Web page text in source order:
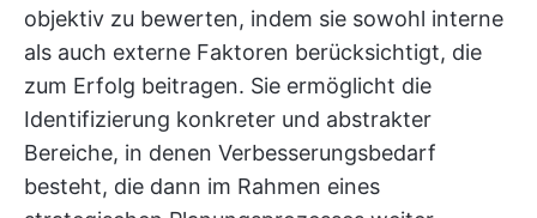
objektiv zu bewerten, indem sie sowohl interne
als auch externe Faktoren berücksichtigt, die
zum Erfolg beitragen. Sie ermöglicht die
Identifizierung konkreter und abstrakter
Bereiche, in denen Verbesserungsbedarf
besteht, die dann im Rahmen eines